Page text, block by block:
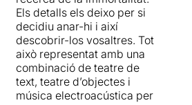
els instruments primitius
amb la música electrònica,
la penombra amb el neó. I no
hi calen grans
escenografies, llevat
d'alguns objectes senzills
però eloqüents, perquè la
Els detalls els deixo per si
decidiu anar-hi i així
descobrir-los vosaltres. Tot
això representat amb una
combinació de teatre de
text, teatre d’objectes i
música electroacústica per